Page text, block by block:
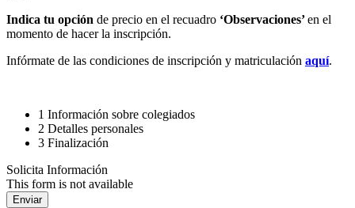
Indica tu opción de precio en el recuadro ‘Observaciones’en el
momento de hacer la inscripción.
Infórmate de las condiciones de inscripción y matriculación aquí.
1 Información sobre colegiados
2 Detalles personales
3 Finalización
Solicita Información
This form is not available